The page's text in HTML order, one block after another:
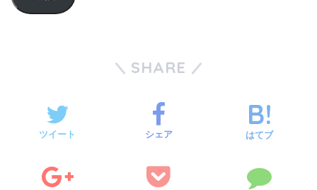
SHARE
ツイート シェア はてブ